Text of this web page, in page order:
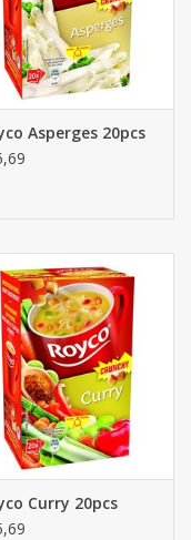
Asperges 20pcs
Curry 20pcs